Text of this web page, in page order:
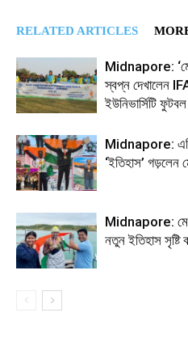
RELATED ARTICLES
Midnapore:
স্বপ্ন দেখালেন
ইউনিভার্সিটি
Midnapore:
‘ইতিহাস’ গড়লেন
Midnapore:
নতুন ইতিহাস